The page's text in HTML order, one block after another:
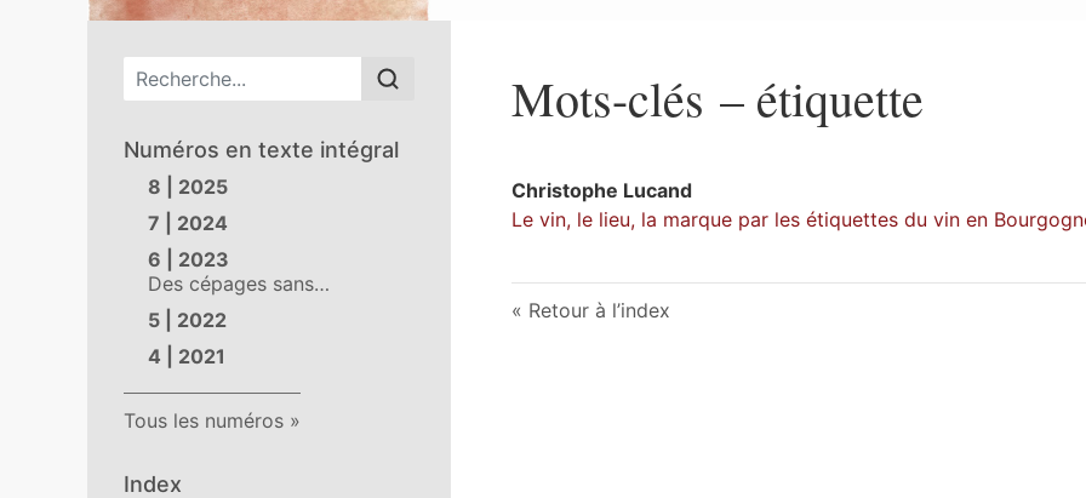
Menu principal
Numéros en texte intégral
8 | 2025
7 | 2024
6 | 2023
Des cépages sans…
5 | 2022
4 | 2021
Tous les numéros
Index
Mots-clés – étiquette
Christophe Lucand
Le vin, le lieu, la marque par les étiquettes du vin en
Retour à l’index